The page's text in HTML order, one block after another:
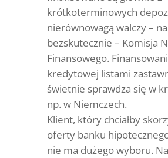
krótkoterminowych
nierównowagą walczy –
bezskutecznie – Komisja
Finansowego.
kredytowej listami
świetnie sprawdza się w
np. w Niemczech.
Klient, który chciałby
oferty banku
nie ma dużego wyboru.